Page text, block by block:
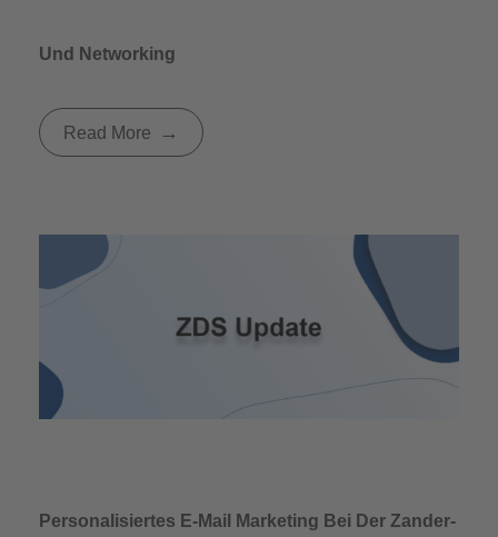
Und Networking
Read More
Personalisiertes E-Mail Marketing Bei Der Zander-